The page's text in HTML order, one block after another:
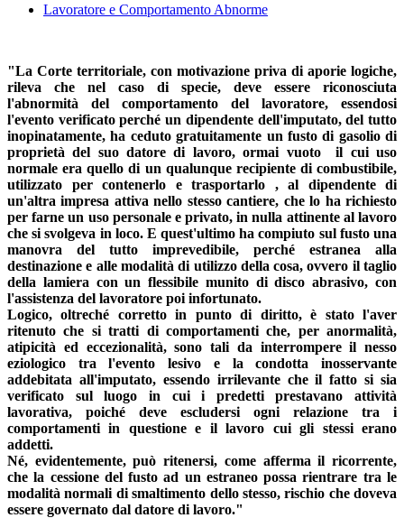
Lavoratore e Comportamento Abnorme
"La Corte territoriale, con motivazione priva di aporie logiche,
rileva che nel caso di specie, deve essere riconosciuta
l'abnormità del comportamento del lavoratore, essendosi
l'evento verificato perché un dipendente dell'imputato, del tutto
inopinatamente, ha ceduto gratuitamente un fusto di gasolio di
proprietà del suo datore di lavoro, ormai vuoto il cui uso
normale era quello di un qualunque recipiente di combustibile,
utilizzato per contenerlo e trasportarlo , al dipendente di
un'altra impresa attiva nello stesso cantiere, che lo ha richiesto
per farne un uso personale e privato, in nulla attinente al lavoro
che si svolgeva in loco. E quest'ultimo ha compiuto sul fusto una
manovra del tutto imprevedibile, perché estranea alla
destinazione e alle modalità di utilizzo della cosa, ovvero il taglio
della lamiera con un flessibile munito di disco abrasivo, con
l'assistenza del lavoratore poi infortunato.
Logico, oltreché corretto in punto di diritto, è stato l'aver
ritenuto che si tratti di comportamenti che, per anormalità,
atipicità ed eccezionalità, sono tali da interrompere il nesso
eziologico tra l'evento lesivo e la condotta inosservante
addebitata all'imputato, essendo irrilevante che il fatto si sia
verificato sul luogo in cui i predetti prestavano attività
lavorativa, poiché deve escludersi ogni relazione tra i
comportamenti in questione e il lavoro cui gli stessi erano
addetti.
Né, evidentemente, può ritenersi, come afferma il ricorrente,
che la cessione del fusto ad un estraneo possa rientrare tra le
modalità normali di smaltimento dello stesso, rischio che doveva
essere governato dal datore di lavoro."